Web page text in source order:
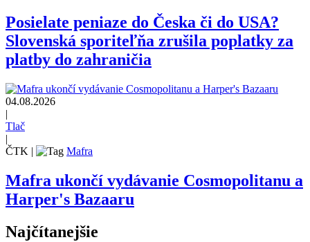
Posielate peniaze do Česka či do USA?
Slovenská sporiteľňa zrušila poplatky za
platby do zahraničia
04.08.2026
|
Tlač
|
ČTK | Mafra
Mafra ukončí vydávanie Cosmopolitanu a
Harper's Bazaaru
Najčítanejšie